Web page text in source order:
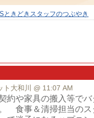
ときどきスタッフのつぶやき
大和川 @ 11:07 AM
や家具の搬入等でバ
食事＆清掃担当のス